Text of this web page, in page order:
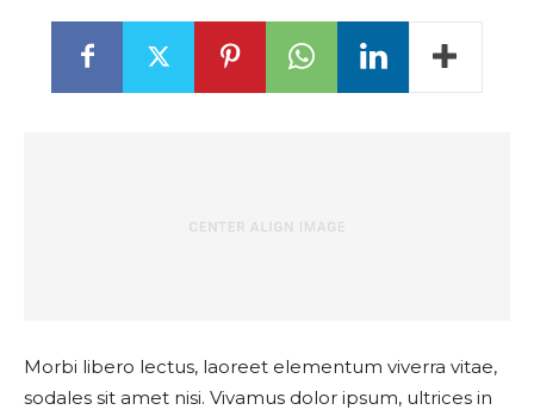
Morbi libero lectus, laoreet elementum viverra vitae,
sodales sit amet nisi. Vivamus dolor ipsum, ultrices in